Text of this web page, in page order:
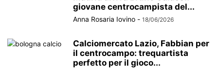
giovane centrocampista del...
Anna Rosaria Iovino - 18/06/2026
Calciomercato Lazio, Fabbian per
il centrocampo: trequartista
perfetto per il gioco...